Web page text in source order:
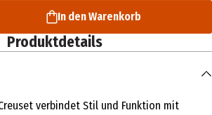
In den Warenkorb
Produktdetails
verbindet Stil und Funktion mit